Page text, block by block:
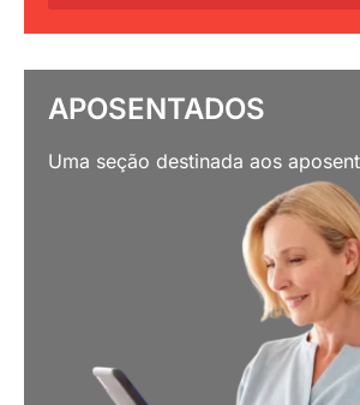
APOSENTADOS
Uma seção destinada aos